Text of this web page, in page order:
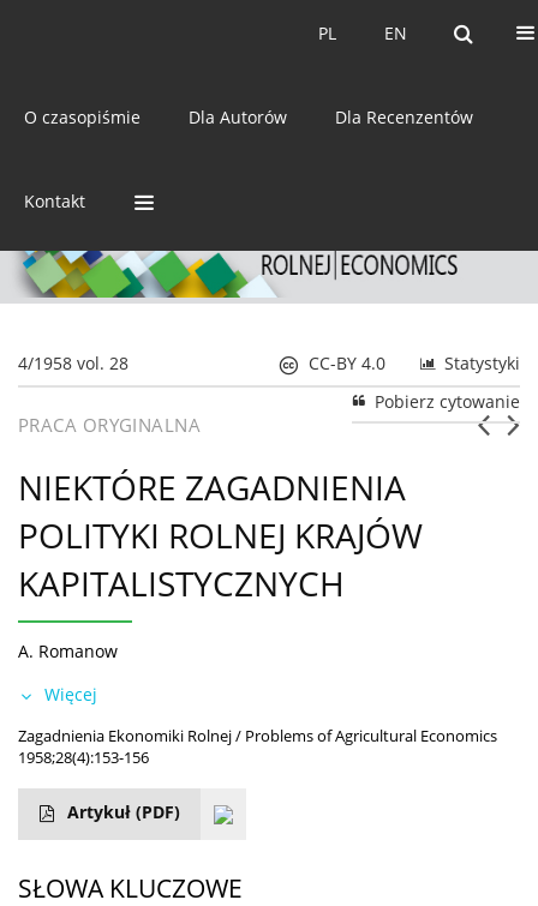
EN
PL EN
PL
O czasopiśmie Dla Autorów Dla Recenzentów
Kontakt
ISSN: 0044-1600
4/1958 vol. 28 Statystyki
CC-BY 4.0
Pobierz cytowanie
PRACA ORYGINALNA
NIEKTÓRE ZAGADNIENIA
POLITYKI ROLNEJ KRAJÓW
KAPITALISTYCZNYCH
A. Romanow
Więcej
Zagadnienia Ekonomiki Rolnej / Problems of Agricultural Economics
1958;28(4):153-156
Artykuł (PDF)
SŁOWA KLUCZOWE